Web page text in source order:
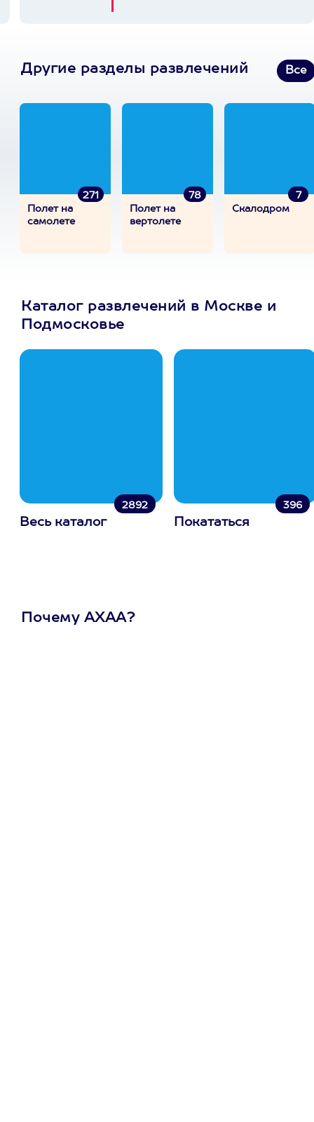
Другие разделы развлечений Все
271
Полет на
самолете
78
Полет на
вертолете
7
Скалодром
Каталог развлечений в Москве и
Подмосковье
2892
Весь каталог
396
Покататься
Почему АХАА?